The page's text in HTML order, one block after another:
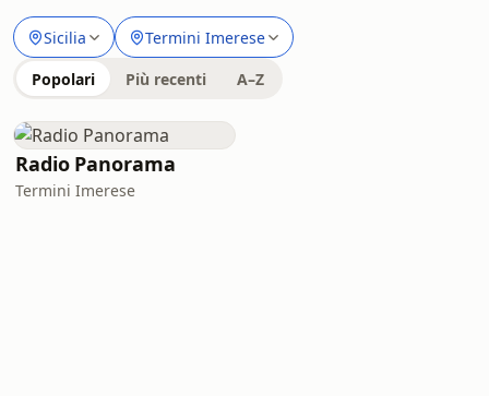
Sicilia Termini Imerese
Popolari Più recenti A–Z
Radio Panorama
Termini Imerese